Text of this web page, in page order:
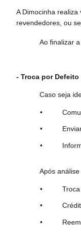
A Dimocinha
revendedores, ou
Ao finalizar
- Troca por
Caso seja
• Comunicar
• Enviar fotos
• Informar o
Após
• Troca pelo
• Crédito
• Reembolso